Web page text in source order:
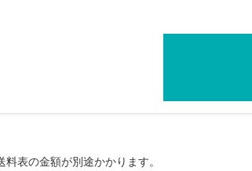
表の金額が別途かかります。